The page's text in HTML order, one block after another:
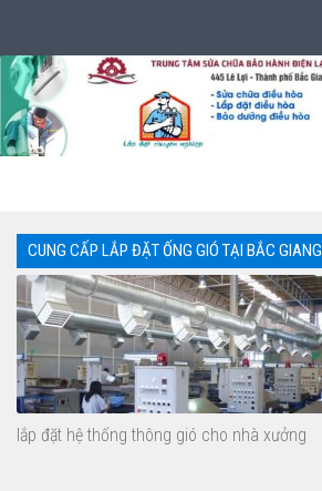
CUNG CẤP LẮP ĐẶT ỐNG GIÓ TẠI BẮC GIANG
lắp đặt hệ thống thông gió cho nhà xưởng